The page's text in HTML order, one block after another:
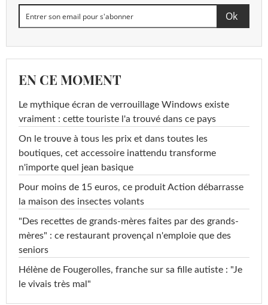
EN CE MOMENT
Le mythique écran de verrouillage Windows existe
vraiment : cette touriste l'a trouvé dans ce pays
On le trouve à tous les prix et dans toutes les
boutiques, cet accessoire inattendu transforme
n'importe quel jean basique
Pour moins de 15 euros, ce produit Action débarrasse
la maison des insectes volants
"Des recettes de grands-mères faites par des grands-
mères" : ce restaurant provençal n'emploie que des
seniors
Hélène de Fougerolles, franche sur sa fille autiste : "Je
le vivais très mal"